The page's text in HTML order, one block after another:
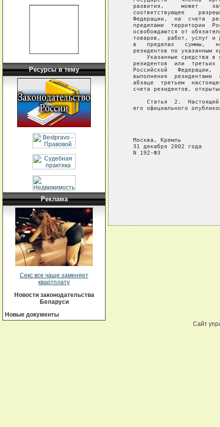
Ресурсы в тему
Реклама
Секс все чаще заменяет
квартплату
Новости законодательства
Беларуси
Новые документы
развития,     может
соответствующее
Федерации,  на  счета
пределами  территории
освобождаются от
товаров,  работ, услуг и
в   пределах   суммы,
резидентов по указанным
Указанные средства в
резидентов  или  третьих
Российской   Федерации,
выполнения  резидентами
абзаце  третьем
счета резидентов,
Статья  2.
его официального
   Москва, Кремль
   31 декабря 2002 года
   N 192-ФЗ
Сайт